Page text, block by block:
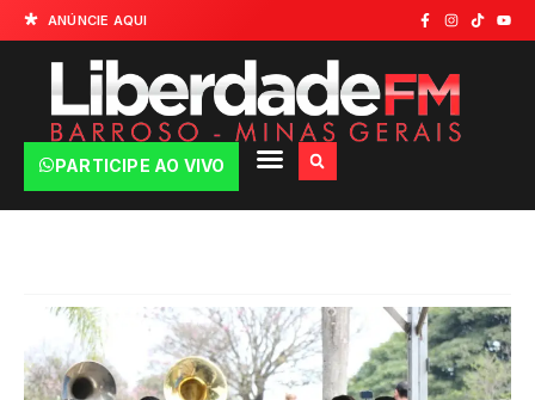
ANÚNCIE AQUI
PARTICIPE AO VIVO